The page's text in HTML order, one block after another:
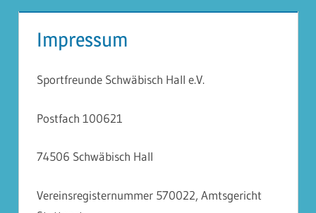
Impressum
Sportfreunde Schwäbisch Hall e.V.
Postfach 100621
74506 Schwäbisch Hall
Vereinsregisternummer 570022, Amtsgericht